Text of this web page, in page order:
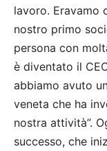
lavoro. Eravamo
nostro primo
persona con
è diventato il
abbiamo avuto
veneta che ha
nostra attività”.
successo, che